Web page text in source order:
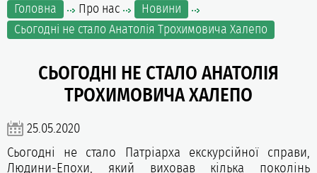
Головна Про нас
Новини
Сьогодні не стало Анатолія Трохимовича Халепо
СЬОГОДНІ НЕ СТАЛО АНАТОЛІЯ
ТРОХИМОВИЧА ХАЛЕПО
25.05.2020
Сьогодні не стало Патріарха екскурсійної справи,
Людини-Епохи, який виховав кілька поколінь